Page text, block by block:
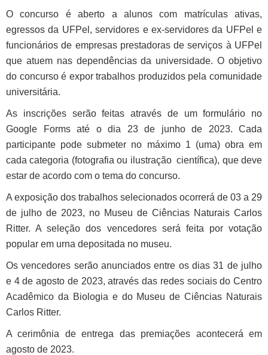
O concurso é aberto a alunos com matrículas ativas,
egressos da UFPel, servidores e ex-servidores da UFPel e
funcionários de empresas prestadoras de serviços à UFPel
que atuem nas dependências da universidade. O objetivo
do concurso é expor trabalhos produzidos pela comunidade
universitária.
As inscrições serão feitas através de um formulário no
Google Forms até o dia 23 de junho de 2023. Cada
participante pode submeter no máximo 1 (uma) obra em
cada categoria (fotografia ou ilustração científica), que deve
estar de acordo com o tema do concurso.
A exposição dos trabalhos selecionados ocorrerá de 03 a 29
de julho de 2023, no Museu de Ciências Naturais Carlos
Ritter. A seleção dos vencedores será feita por votação
popular em urna depositada no museu.
Os vencedores serão anunciados entre os dias 31 de julho
e 4 de agosto de 2023, através das redes sociais do Centro
Acadêmico da Biologia e do Museu de Ciências Naturais
Carlos Ritter.
A cerimônia de entrega das premiações acontecerá em
agosto de 2023.